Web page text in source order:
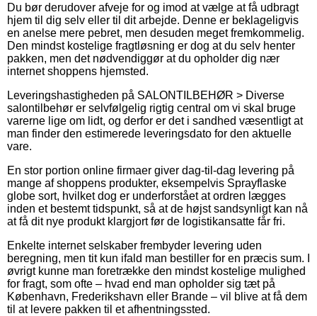
Du bør derudover afveje for og imod at vælge at få udbragt
hjem til dig selv eller til dit arbejde. Denne er beklageligvis
en anelse mere pebret, men desuden meget fremkommelig.
Den mindst kostelige fragtløsning er dog at du selv henter
pakken, men det nødvendiggør at du opholder dig nær
internet shoppens hjemsted.
Leveringshastigheden på SALONTILBEHØR > Diverse
salontilbehør er selvfølgelig rigtig central om vi skal bruge
varerne lige om lidt, og derfor er det i sandhed væsentligt at
man finder den estimerede leveringsdato for den aktuelle
vare.
En stor portion online firmaer giver dag-til-dag levering på
mange af shoppens produkter, eksempelvis Sprayflaske
globe sort, hvilket dog er underforstået at ordren lægges
inden et bestemt tidspunkt, så at de højst sandsynligt kan nå
at få dit nye produkt klargjort før de logistikansatte får fri.
Enkelte internet selskaber frembyder levering uden
beregning, men tit kun ifald man bestiller for en præcis sum. I
øvrigt kunne man foretrække den mindst kostelige mulighed
for fragt, som ofte – hvad end man opholder sig tæt på
København, Frederikshavn eller Brande – vil blive at få dem
til at levere pakken til et afhentningssted.